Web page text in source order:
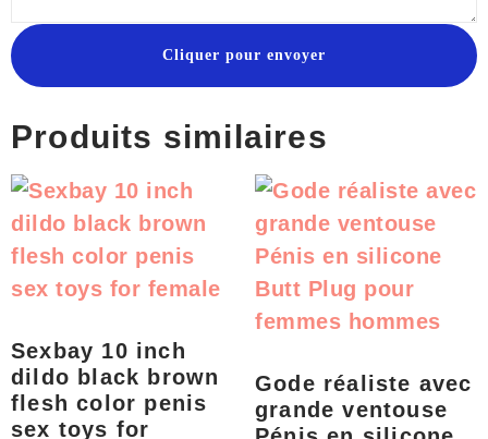
Cliquer pour envoyer
Produits similaires
Sexbay 10 inch
dildo black brown
flesh color penis
sex toys for
Gode réaliste avec
grande ventouse